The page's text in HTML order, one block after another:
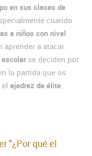
en sus clases de
cuando
a niños con nivel
aprender a atacar.
se deciden por
la partida que os
ajedrez de élite.
"¿Por qué el